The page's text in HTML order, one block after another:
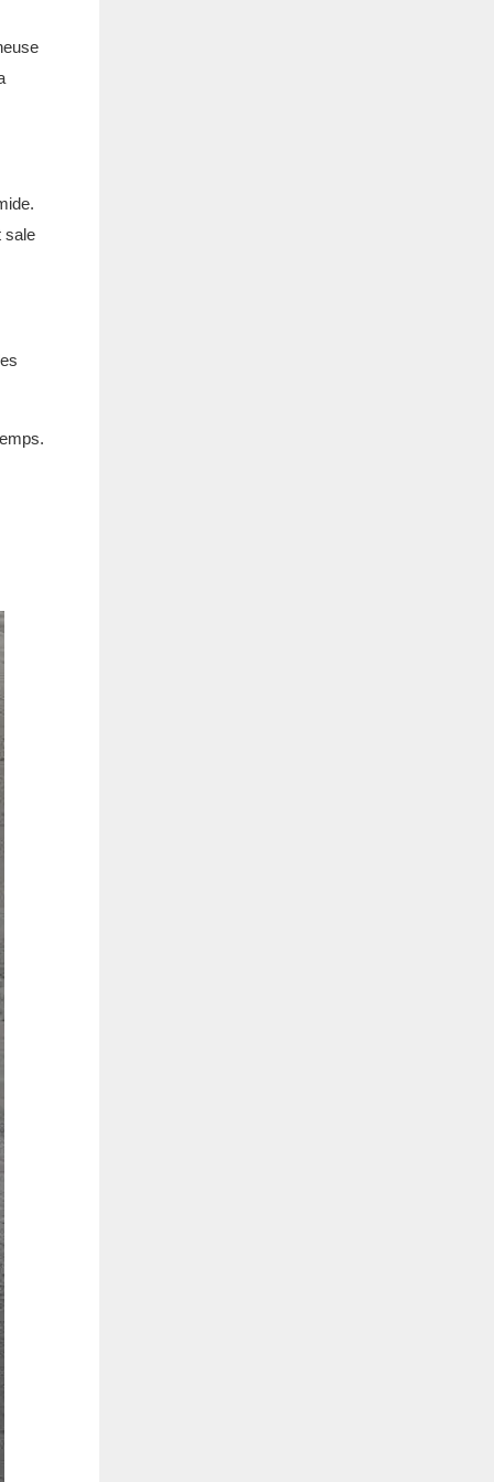
sale